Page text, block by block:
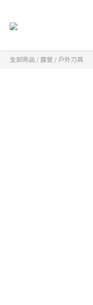
全部商品 / 露營 / 戶外刀具